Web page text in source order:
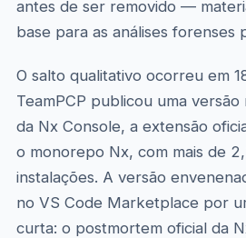
antes de ser removido —
base para as análises forenses
O salto qualitativo ocorreu em
TeamPCP publicou uma versão
da Nx Console, a extensão
o monorepo Nx, com mais de
instalações. A versão
no VS Code Marketplace por
curta: o postmortem oficial da